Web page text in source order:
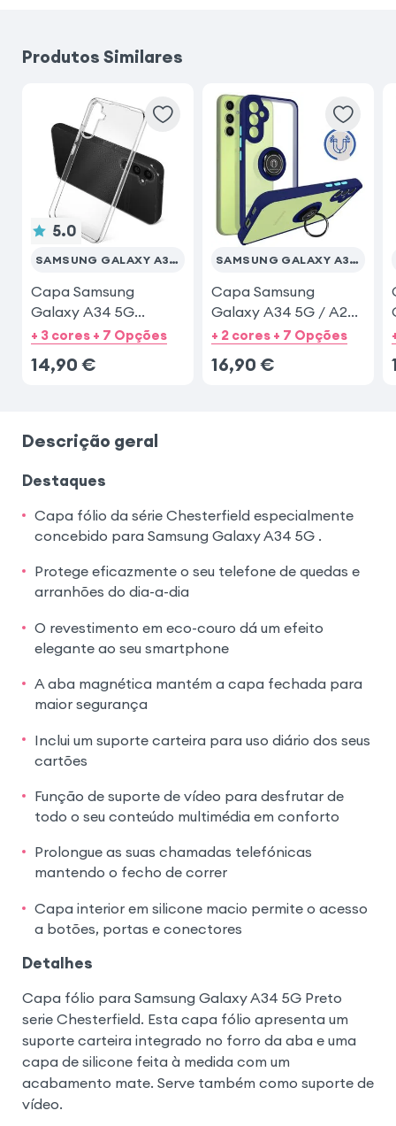
Samsung Galaxy S23 Ultra
Samsung Galaxy A26
Xiaomi Redmi Note 15 Pro 5G
Xiaomi Redmi Note 15
Produtos Similares
5.0
SAMSUNG GALAXY A34 5G
Capa Samsung
Galaxy A34 5G
Transparente
+ 3 cores + 7 Opções
14,90 €
SAMSUNG GALAXY A34 5G
Capa Samsung
Galaxy A34 5G / A2
com Anel
+ 2 cores + 7 Opções
16,90 €
Descrição geral
Destaques
Capa fólio da série Chesterfield especialmente
concebido para Samsung Galaxy A34 5G .
Protege eficazmente o seu telefone de quedas e
arranhões do dia-a-dia
O revestimento em eco-couro dá um efeito
elegante ao seu smartphone
A aba magnética mantém a capa fechada para
maior segurança
Inclui um suporte carteira para uso diário dos seus
cartões
Função de suporte de vídeo para desfrutar de
todo o seu conteúdo multimédia em conforto
Prolongue as suas chamadas telefónicas
mantendo o fecho de correr
Capa interior em silicone macio permite o acesso
a botões, portas e conectores
Detalhes
Capa fólio para Samsung Galaxy A34 5G Preto
serie Chesterfield. Esta capa fólio apresenta um
suporte carteira integrado no forro da aba e uma
capa de silicone feita à medida com um
acabamento mate. Serve também como suporte de
vídeo.